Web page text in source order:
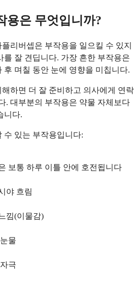
용은 무엇입니까?
리버셉은 부작용을 일으킬 수 있지
를 잘 견딥니다. 가장 흔한 부작용은
후 며칠 동안 눈에 영향을 미칩니다.
하면 더 잘 준비하고 의사에게 연락
. 대부분의 부작용은 약물 자체보다
니다.
수 있는 부작용입니다:
보통 하루 이틀 안에 호전됩니다
야 흐림
낌(이물감)
물
극